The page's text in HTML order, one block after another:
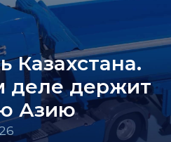
Казахстана.
деле держит
Азию